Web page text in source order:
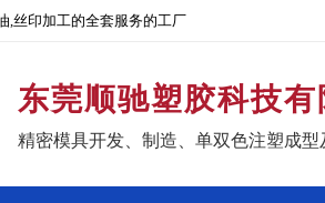
,丝印加工的全套服务的工厂
东莞顺驰塑胶科技
精密模具开发、制造、单双色注塑成